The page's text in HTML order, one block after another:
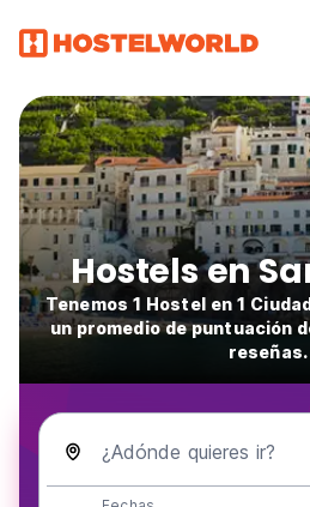
Hostels en
Tenemos 1 Hostel en 1
un promedio de puntuación
reseñas.
¿Adónde quieres ir?